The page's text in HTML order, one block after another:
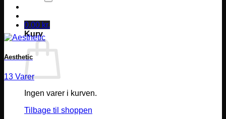
0,00 kr.
Kurv
Ingen varer i kurven.
Tilbage til shoppen
Aesthetic
13 Varer